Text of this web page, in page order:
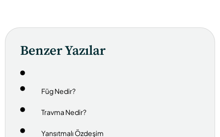
Benzer Yazılar
Füg Nedir?
Travma Nedir?
Yansıtmalı Özdeşim